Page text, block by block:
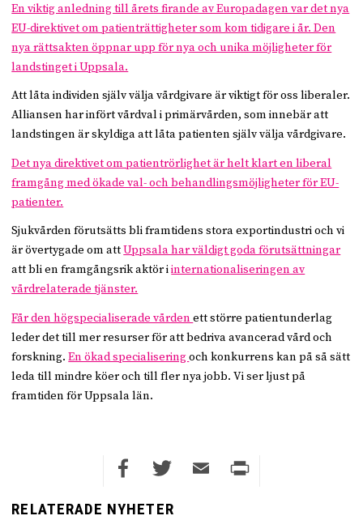
RELATERADE NYHETER
En viktig anledning till årets firande av Europa­dagen var det nya
EU-direktivet om patienträttigheter som kom tidigare i år. Den
nya rättsakten öppnar upp för nya och unika möjligheter för
landstinget i Uppsala.
Att låta individen själv välja vårdgivare är viktigt för oss liberaler.
Alliansen har infört vårdval i primärvården, som innebär att
landstingen är skyldiga att låta patienten själv välja vårdgivare.
Det nya direktivet om patientrörlighet är helt klart en liberal
framgång med ökade val- och behandlingsmöjligheter för EU-
patienter.
Sjukvården förutsätts bli framtidens stora exportindustri och vi
är övertygade om attUppsala har väldigt goda förutsättningar
att bli en framgångsrik aktör iinternationaliseringen av
vårdrelaterade tjänster.
Får den högspecialiserade vårdenett större patientunderlag
leder det till mer resurser för att bedriva avancerad vård och
forskning.En ökad specialiseringoch konkurrens kan på så sätt
leda till mindre köer och till fler nya jobb. Vi ser ljust på
framtiden för Uppsala län.
Facebook
Twitter
Email